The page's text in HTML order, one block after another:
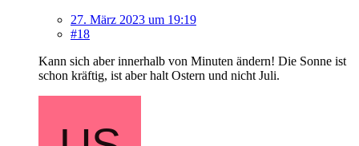
27. März 2023 um 19:19
#18
Kann sich aber innerhalb von Minuten ändern! Die Sonne ist
schon kräftig, ist aber halt Ostern und nicht Juli.